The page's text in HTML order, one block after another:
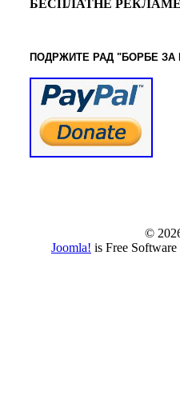
БЕСПЛАТНЕ
ПОДРЖИТЕ РАД "БОРБЕ ЗА
©
Joomla! is Free